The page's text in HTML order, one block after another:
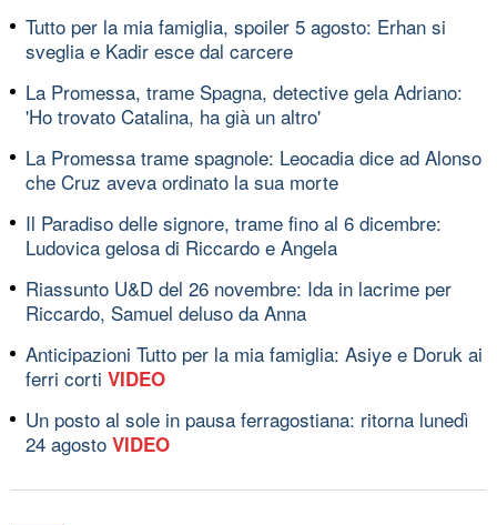
Tutto per la mia famiglia, spoiler 5 agosto: Erhan si
sveglia e Kadir esce dal carcere
La Promessa, trame Spagna, detective gela Adriano:
'Ho trovato Catalina, ha già un altro'
La Promessa trame spagnole: Leocadia dice ad Alonso
che Cruz aveva ordinato la sua morte
Il Paradiso delle signore, trame fino al 6 dicembre:
Ludovica gelosa di Riccardo e Angela
Riassunto U&D del 26 novembre: Ida in lacrime per
Riccardo, Samuel deluso da Anna
Anticipazioni Tutto per la mia famiglia: Asiye e Doruk ai
ferri corti VIDEO
Un posto al sole in pausa ferragostiana: ritorna lunedì
24 agosto VIDEO